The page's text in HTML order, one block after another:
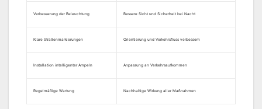
Verbesserung der Beleuchtung Bessere Sicht und Sicherheit bei Nacht
Klare Straßenmarkierungen Orientierung und Verkehrsfluss verbessern
Installation intelligenter Ampeln Anpassung an Verkehrsaufkommen
Regelmäßige Wartung Nachhaltige Wirkung aller Maßnahmen